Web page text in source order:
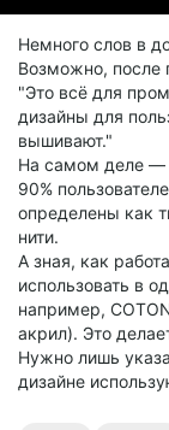
Немного слов в
Возможно, после
"Это всё для
дизайны для
вышивают."
На самом деле —
90%
определены как
нити.
А зная, как
использовать в
например,
акрил). Это
Нужно лишь
дизайне